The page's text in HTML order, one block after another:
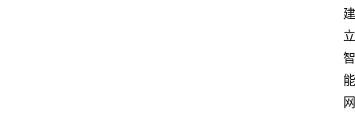
建
立
智
能
网